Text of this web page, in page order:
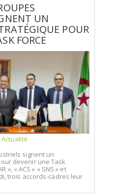
UN
POUR
FORCE
Actualité
signent un
devenir une Task
», « ACS » « SNS » et
trois accords-cadres leur